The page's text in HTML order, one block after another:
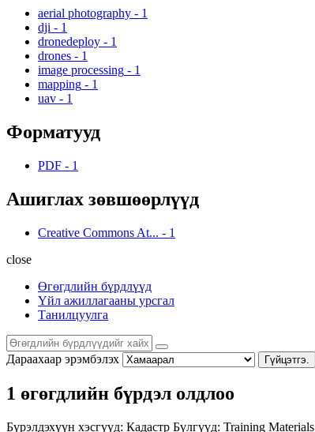
aerial photography - 1
dji - 1
dronedeploy - 1
drones - 1
image processing - 1
mapping - 1
uav - 1
Форматууд
PDF - 1
Ашиглах зөвшөөрлүүд
Creative Commons At... - 1
close
Өгөгдлийн бүрдлүүд
Үйл ажиллагааны урсгал
Танилцуулга
Дараахаар эрэмбэлэх Гүйцэтгэ.
1 өгөгдлийн бүрдэл олдлоо
Бүрэлдэхүүн хэсгүүд: Кадастр Бүлгүүд: Training Materials